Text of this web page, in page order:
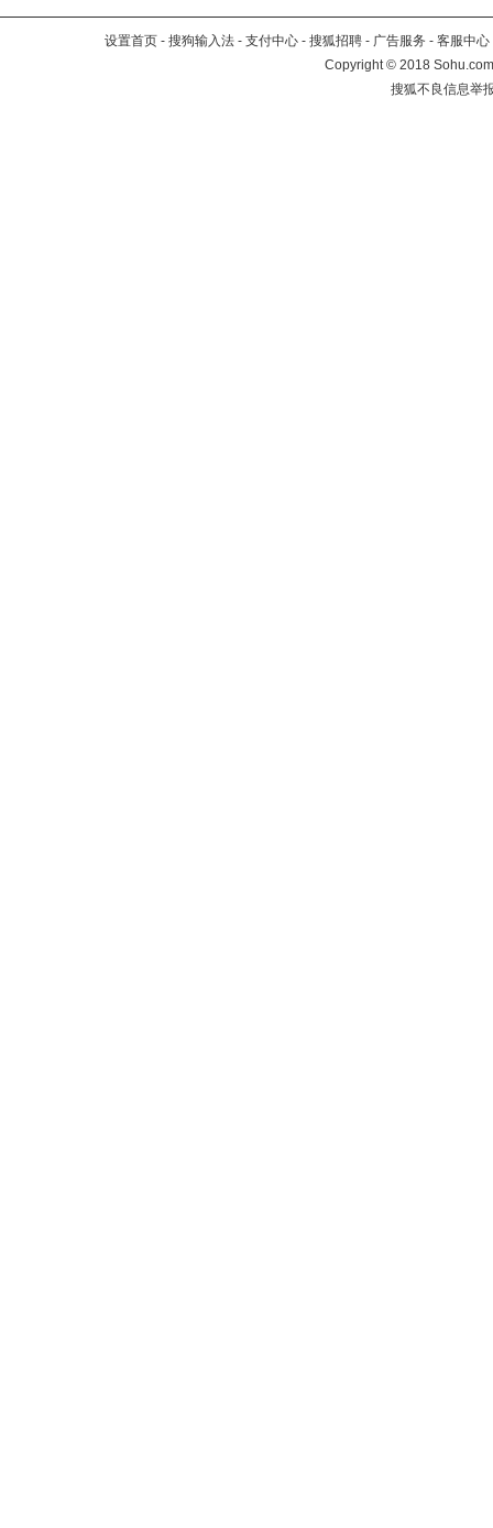
设置首页 - 搜狗输入法 - 支付中心 - 搜狐招聘 - 广告服务 - 客服中心
Copyright©2018
搜狐不良信息举